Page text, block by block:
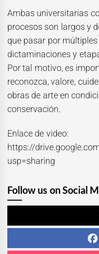
Ambas universitarias
procesos son largos y
que pasar por
dictaminaciones y
Por tal motivo, es
reconozca, valore,
obras de arte en
conservación.
Enlace de video:
https://
usp=sharing
Follow us on Social